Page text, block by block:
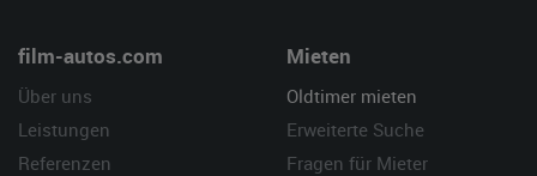
film-autos.com
Über uns
Leistungen
Referenzen
Mieten
Oldtimer mieten
Erweiterte Suche
Fragen für Mieter